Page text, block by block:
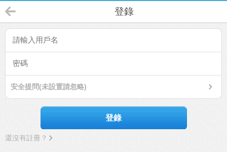
登錄
安全提問(未設置請忽略)
登錄
還沒有註冊？